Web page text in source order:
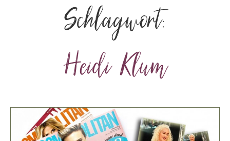
Schlagwort:
Heidi Klum